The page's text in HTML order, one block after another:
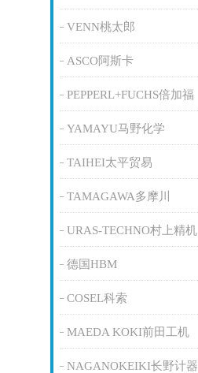
VENN桃太郎
ASCO阿斯卡
PEPPERL+FUCHS倍加福
YAMAYU马野化学
TAIHEI太平贸易
TAMAGAWA多摩川
URAS-TECHNO村上精机
德国HBM
COSEL科索
MAEDA KOKI前田工机
NAGANOKEIKI长野计器